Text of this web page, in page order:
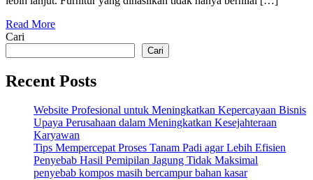
Bernilai
Tinggi
Read More
Cari
Cari
Recent Posts
Website Profesional untuk Meningkatkan Kepercayaan Bisnis
Upaya Perusahaan dalam Meningkatkan Kesejahteraan
Karyawan
Tips Mempercepat Proses Tanam Padi agar Lebih Efisien
Penyebab Hasil Pemipilan Jagung Tidak Maksimal
penyebab kompos masih bercampur bahan kasar